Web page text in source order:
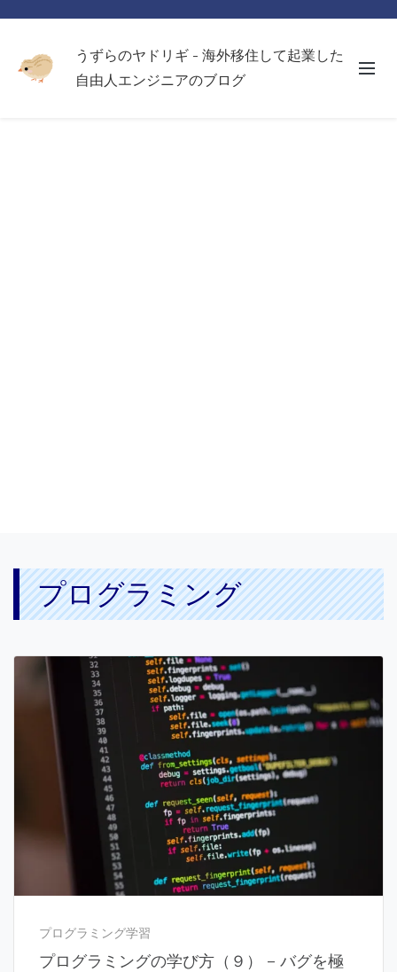
うずらのヤドリギ - 海外移住して起業した
自由人エンジニアのブログ
プログラミング
プログラミング学習
プログラミングの学び方（９） – バグを極